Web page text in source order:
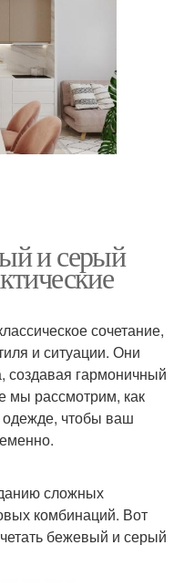
и серый
сочетание,
и ситуации. Они
создавая гармоничный
мы рассмотрим, как
одежде, чтобы ваш
сложных
комбинаций. Вот
бежевый и серый